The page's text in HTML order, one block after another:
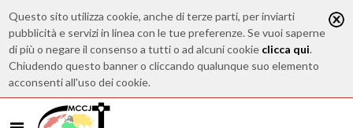
Questo sito utilizza cookie, anche di terze parti, per inviarti
pubblicità e servizi in linea con le tue preferenze. Se vuoi saperne
di più o negare il consenso a tutti o ad alcuni cookie clicca qui.
Chiudendo questo banner o cliccando qualunque suo elemento
acconsenti all'uso dei cookie.